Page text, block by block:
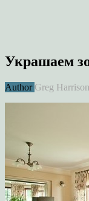
Украшаем
Author Greg Harrison